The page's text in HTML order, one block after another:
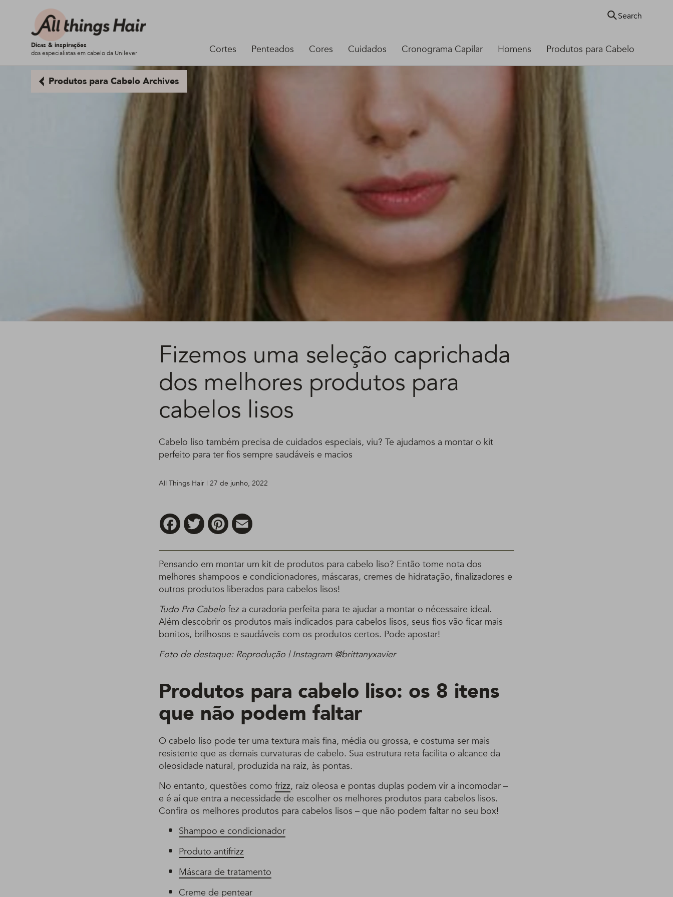
Dicas & inspirações
dos especialistas em cabelo da Unilever
Cortes Penteados Cores Cuidados Cronograma Capilar Homens Produtos para Cabelo
Search
Produtos para Cabelo Archives
Fizemos uma seleção caprichada
dos melhores produtos para
cabelos lisos
Cabelo liso também precisa de cuidados especiais, viu? Te ajudamos a montar o kit
perfeito para ter fios sempre saudáveis e macios
All Things Hair | 27 de junho, 2022
FacebookTwitter Pinterest
Pensando em montar um kit de produtos para cabelo liso? Então tome nota dos
melhores shampoos e condicionadores, máscaras, cremes de hidratação, finalizadores e
outros produtos liberados para cabelos lisos!
Tudo Pra Cabelo fez a curadoria perfeita para te ajudar a montar o nécessaire ideal.
Além descobrir os produtos mais indicados para cabelos lisos, seus fios vão ficar mais
bonitos, brilhosos e saudáveis com os produtos certos. Pode apostar!
Foto de destaque: Reprodução | Instagram @brittanyxavier
Produtos para cabelo liso: os 8 itens
que não podem faltar
O cabelo liso pode ter uma textura mais fina, média ou grossa, e costuma ser mais
resistente que as demais curvaturas de cabelo. Sua estrutura reta facilita o alcance da
oleosidade natural, produzida na raiz, às pontas.
No entanto, questões como frizz, raiz oleosa e pontas duplas podem vir a incomodar –
e é aí que entra a necessidade de escolher os melhores produtos para cabelos lisos.
Confira os melhores produtos para cabelos lisos – que não podem faltar no seu box!
Shampoo e condicionador
Produto antifrizz
Máscara de tratamento
Creme de pentear